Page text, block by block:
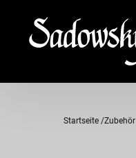
Startseite Zubehör